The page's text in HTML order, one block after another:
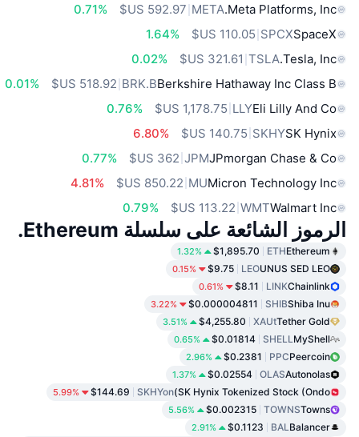
Meta Platforms, Inc.
META
0.71%
SpaceX
SPCX
1.64%
Tesla, Inc.
TSLA
0.02%
Berkshire Hathaway Inc Class B
BRK.B
0.01%
Eli Lilly And Co
LLY
0.76%
SK Hynix
SKHY
6.80%
JPmorgan Chase & Co
JPM
0.77%
Micron Technology Inc
MU
4.81%
Walmart Inc
WMT
0.79%
الرموز الشائعة على سلسلة Ethereum.
Ethereum
ETH
$1,895.70
1.32%
UNUS SED LEO
LEO
$9.75
0.15%
Chainlink
LINK
$8.11
0.61%
Shiba Inu
SHIB
$0.000004811
3.22%
Tether Gold
XAUt
$4,255.80
3.51%
MyShell
SHELL
$0.01814
0.65%
Peercoin
PPC
$0.2381
2.96%
Autonolas
OLAS
$0.02554
1.37%
SK Hynix Tokenized Stock (Ondo)
SKHYon
$144.69
5.99%
Towns
TOWNS
$0.002315
5.56%
Balancer
BAL
$0.1123
2.91%